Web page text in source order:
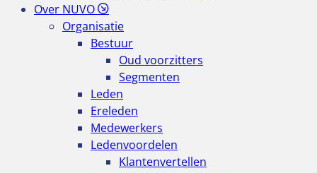
Over NUVO
Organisatie
Bestuur
Oud voorzitters
Segmenten
Leden
Ereleden
Medewerkers
Ledenvoordelen
Klantenvertellen